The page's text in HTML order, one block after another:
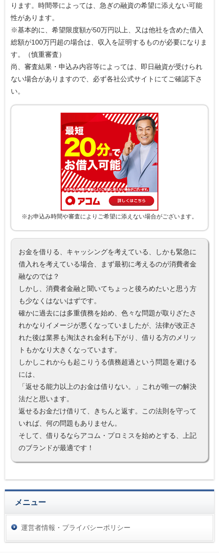
ります。時間帯によっては、急ぎの融資の希望に添えない可能
性があります。
※基本的に、希望限度額が50万円以上、又は他社を含めた借入
総額が100万円超の場合は、収入を証明するものが必要になりま
す。（慎重審査）
尚、審査結果・申込み内容等によっては、即日融資が受けられ
ない場合がありますので、必ず各社公式サイトにてご確認下さ
い。
※お申込み時間や審査によりご希望に添えない場合がございます。
お金を借りる、キャッシングを考えている、しかも緊急に
借入れを考えている場合、まず最初に考えるのが消費者金
融なのでは？
しかし、消費者金融と聞いてちょっと後ろめたいと思う方
も少なくはないはずです。
確かに過去には多重債務を始め、色々な問題が取りざたさ
れかなりイメージが悪くなっていましたが、法律が改正さ
れた後は業界も淘汰され金利も下がり、借りる方のメリッ
トもかなり大きくなっています。
しかしこれからも起こりうる債務超過という問題を避ける
には、
「返せる能力以上のお金は借りない。」これが唯一の解決
法だと思います。
返せるお金だけ借りて、きちんと返す。この法則を守って
いれば、何の問題もありません。
そして、借りるならアコム・プロミスを始めとする、上記
のブランドが最適です！
メニュー
運営者情報・プライバシーポリシー